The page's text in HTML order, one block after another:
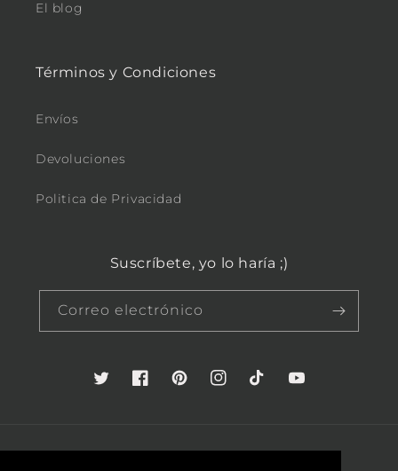
El blog
Términos y Condiciones
Envíos
Devoluciones
Politica de Privacidad
Suscríbete, yo lo haría ;)
Correo electrónico
TwitterFacebookPinterestInstagramTikTokYouTube